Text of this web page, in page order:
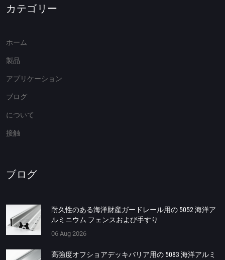
カテゴリー
ホーム
製品
アプリケーション
ブログ
について
接触
ブログ
耐久性のある海洋財産ガードレール用の 5052 海洋ア
ルミニウム フェンスおよび手すり
06 Aug 2026
高強度オフショアデッキバリア用の 5083 海洋アルミ